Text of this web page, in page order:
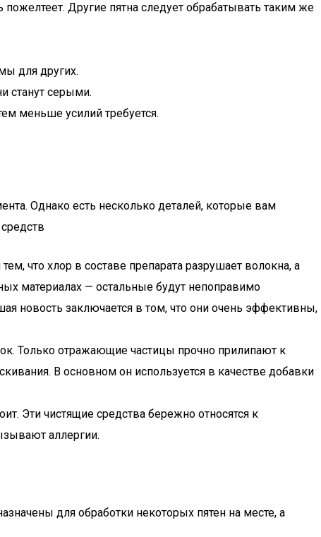
Другие пятна следует обрабатывать таким же
для других.
станут серыми.
меньше усилий требуется.
Однако есть несколько деталей, которые вам
что хлор в составе препарата разрушает волокна, а
материалах — остальные будут непоправимо
новость заключается в том, что они очень эффективны,
Только отражающие частицы прочно прилипают к
В основном он используется в качестве добавки
Эти чистящие средства бережно относятся к
аллергии.
для обработки некоторых пятен на месте, а